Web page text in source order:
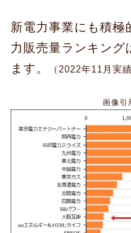
新電力事業にも積極
力販売量ランキング
ます。
（2022年11月実績
画像引